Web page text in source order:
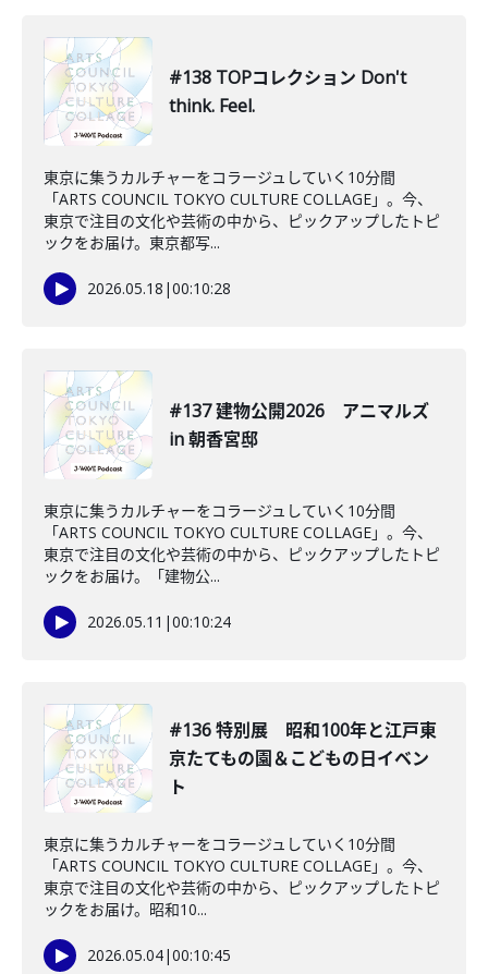
#138 TOPコレクション Don't
think. Feel.
東京に集うカルチャーをコラージュしていく10分間
「ARTS COUNCIL TOKYO CULTURE COLLAGE」。今、
東京で注目の文化や芸術の中から、ピックアップしたトピ
ックをお届け。東京都写...
2026.05.18 |00:10:28
#137 建物公開2026 アニマルズ
in 朝香宮邸
東京に集うカルチャーをコラージュしていく10分間
「ARTS COUNCIL TOKYO CULTURE COLLAGE」。今、
東京で注目の文化や芸術の中から、ピックアップしたトピ
ックをお届け。「建物公...
2026.05.11 |00:10:24
#136 特別展 昭和100年と江戸東
京たてもの園＆こどもの日イベン
ト
東京に集うカルチャーをコラージュしていく10分間
「ARTS COUNCIL TOKYO CULTURE COLLAGE」。今、
東京で注目の文化や芸術の中から、ピックアップしたトピ
ックをお届け。昭和10...
2026.05.04|00:10:45